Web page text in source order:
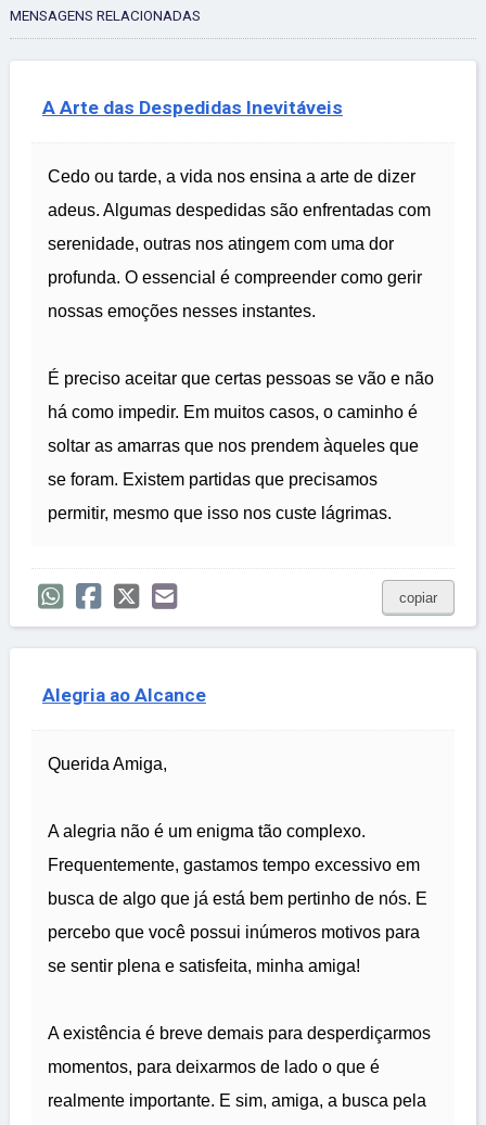
MENSAGENS RELACIONADAS
A Arte das Despedidas Inevitáveis
Cedo ou tarde, a vida nos ensina a arte de dizer
adeus. Algumas despedidas são enfrentadas com
serenidade, outras nos atingem com uma dor
profunda. O essencial é compreender como gerir
nossas emoções nesses instantes.
É preciso aceitar que certas pessoas se vão e não
há como impedir. Em muitos casos, o caminho é
soltar as amarras que nos prendem àqueles que
se foram. Existem partidas que precisamos
permitir, mesmo que isso nos custe lágrimas.
copiar
Alegria ao Alcance
Querida Amiga,
A alegria não é um enigma tão complexo.
Frequentemente, gastamos tempo excessivo em
busca de algo que já está bem pertinho de nós. E
percebo que você possui inúmeros motivos para
se sentir plena e satisfeita, minha amiga!
A existência é breve demais para desperdiçarmos
momentos, para deixarmos de lado o que é
realmente importante. E sim, amiga, a busca pela